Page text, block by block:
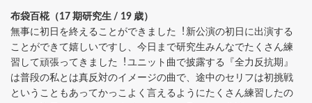
布袋百椛（17 期研究⽣ / 19 歳）
無事に初⽇を終えることができました︕新公演の初⽇に出演する
ことができて嬉しいですし、今⽇まで研究⽣みんなでたくさん練
習して頑張ってきました︕ユニット曲で披露する『全⼒反抗期』
は普段の私とは真反対のイメージの曲で、途中のセリフは初挑戦
ということもあってかっこよく⾔えるようにたくさん練習したの